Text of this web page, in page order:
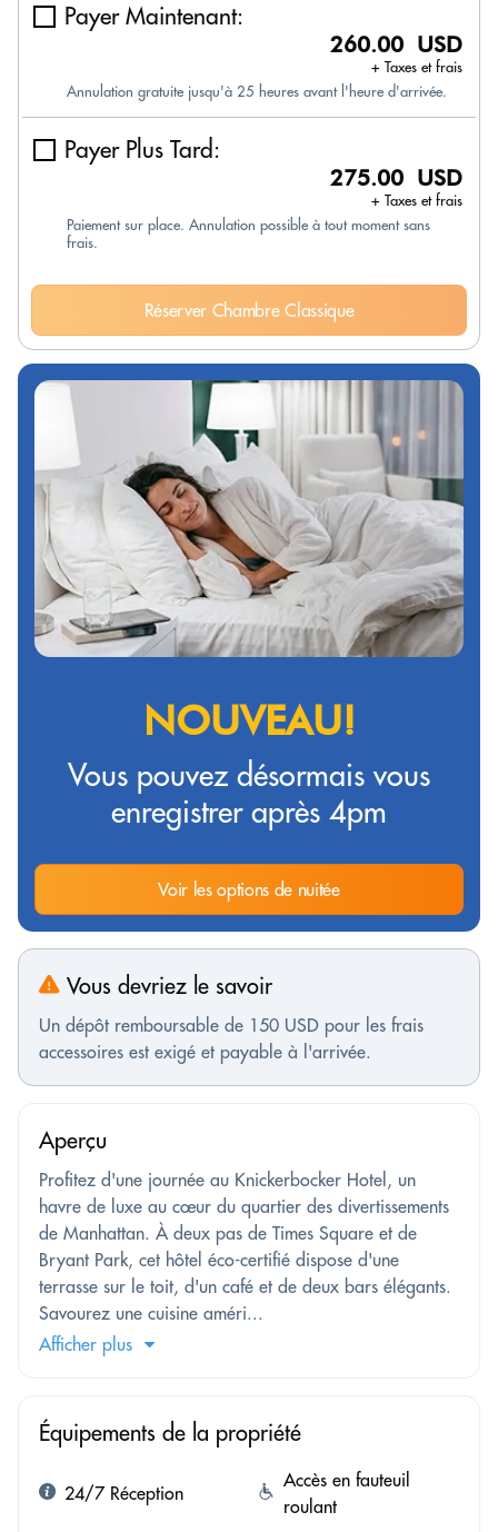
Payer Maintenant:
260.00 USD
+ Taxes et frais
Annulation gratuite jusqu'à 25 heures avant l'heure d'arrivée.
Payer Plus Tard:
275.00 USD
+ Taxes et frais
Paiement sur place. Annulation possible à tout moment sans
frais.
Réserver Chambre Classique
NOUVEAU!
Vous pouvez désormais vous
enregistrer après 4pm
Voir les options de nuitée
Vous devriez le savoir
Un dépôt remboursable de 150 USD pour les frais
accessoires est exigé et payable à l'arrivée.
Aperçu
Profitez d'une journée au Knickerbocker Hotel, un
havre de luxe au cœur du quartier des divertissements
de Manhattan. À deux pas de Times Square et de
Bryant Park, cet hôtel éco-certifié dispose d'une
terrasse sur le toit, d'un café et de deux bars élégants.
Savourez une cuisine améri...
Afficher plus
Équipements de la propriété
24/7 Réception
Accès en fauteuil
roulant